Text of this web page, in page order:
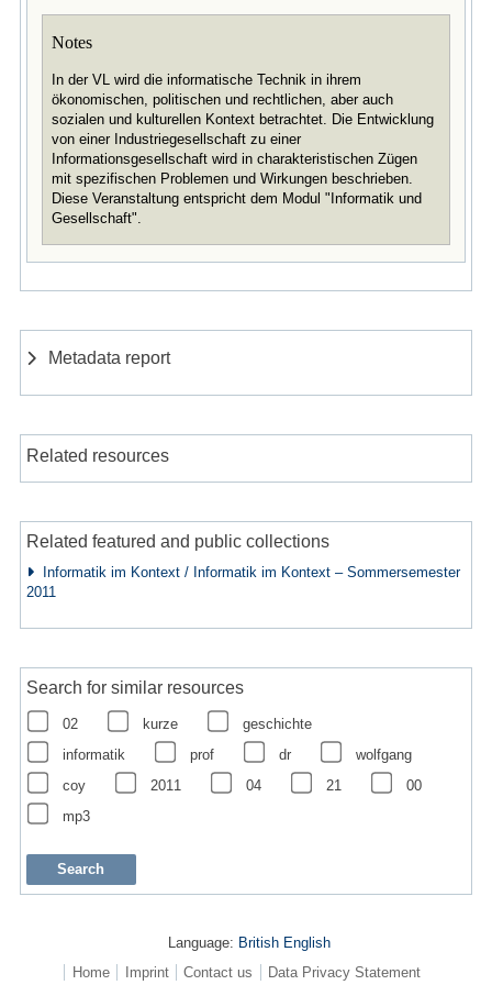
Notes
In der VL wird die informatische Technik in ihrem
ökonomischen, politischen und rechtlichen, aber auch
sozialen und kulturellen Kontext betrachtet. Die Entwicklung
von einer Industriegesellschaft zu einer
Informationsgesellschaft wird in charakteristischen Zügen
mit spezifischen Problemen und Wirkungen beschrieben.
Diese Veranstaltung entspricht dem Modul "Informatik und
Gesellschaft".
Metadata report
Related resources
Related featured and public collections
Informatik im Kontext / Informatik im Kontext – Sommersemester
2011
Search for similar resources
02 kurze
geschichte
informatik
prof dr
wolfgang
coy
2011 04 21
00
mp3
Language: British English
Home
Imprint Contact us Data Privacy Statement